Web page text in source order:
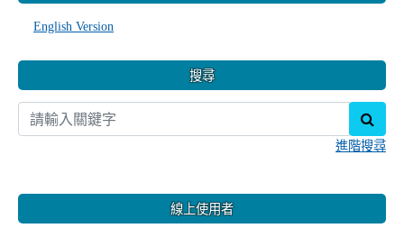
English Version
搜尋
進階搜尋
線上使用者